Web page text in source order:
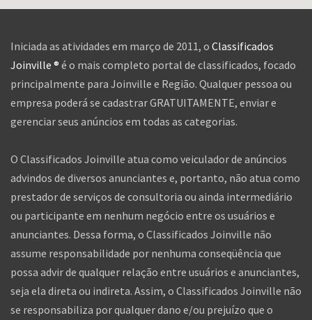
Iniciada as atividades em março de 2011, o Classificados
Joinville ® é o mais completo portal de classificados, focado
principalmente para Joinville e Região. Qualquer pessoa ou
empresa poderá se cadastrar GRATUITAMENTE, enviar e
gerenciar seus anúncios em todas as categorias.
O Classificados Joinville atua como veiculador de anúncios
advindos de diversos anunciantes e, portanto, não atua como
prestador de serviços de consultoria ou ainda intermediário
ou participante em nenhum negócio entre os usuários e
anunciantes. Dessa forma, o Classificados Joinville não
assume responsabilidade por nenhuma conseqüência que
possa advir de qualquer relação entre usuários e anunciantes,
seja ela direta ou indireta. Assim, o Classificados Joinville não
se responsabiliza por qualquer dano e/ou prejuízo que o